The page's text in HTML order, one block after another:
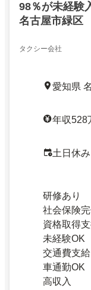
98％が未経験
名古屋市緑区
タクシー会社
愛知県
年収528
土日休
研修あり
社会保険
資格取得
未経験OK
交通費支給
車通勤OK
高収入